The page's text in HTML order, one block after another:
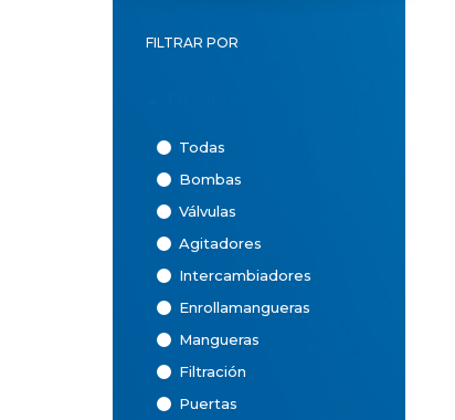
FILTRAR POR
Todas
Bombas
Válvulas
Agitadores
Intercambiadores
Enrollamangueras
Mangueras
Filtración
Puertas